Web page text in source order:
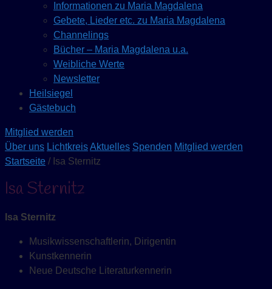
Informationen zu Maria Magdalena
Gebete, Lieder etc. zu Maria Magdalena
Channelings
Bücher – Maria Magdalena u.a.
Weibliche Werte
Newsletter
Heilsiegel
Gästebuch
Mitglied werden
Über uns LichtkreisAktuelles Spenden Mitglied werden
Startseite / Isa Sternitz
Isa Sternitz
Isa Sternitz
Musikwissenschaftlerin, Dirigentin
Kunstkennerin
Neue Deutsche Literaturkennerin